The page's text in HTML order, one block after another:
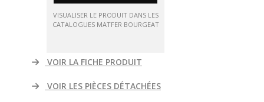
VISUALISER LE PRODUIT DANS LES
CATALOGUES MATFER BOURGEAT
VOIR LA FICHE PRODUIT
VOIR LES PIÈCES DÉTACHÉES